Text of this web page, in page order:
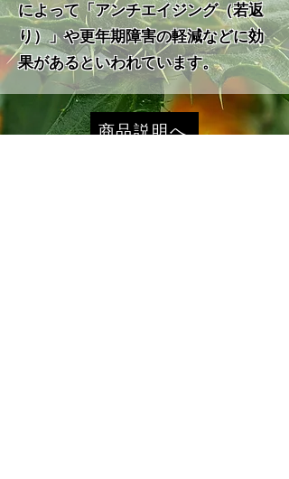
によって「アンチエイジング（若返
り）」や更年期障害の軽減などに効
果があるといわれています。
商品説明へ